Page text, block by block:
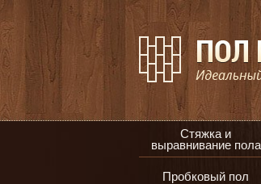
Стяжка и
выравнивание пола
Пробковый пол